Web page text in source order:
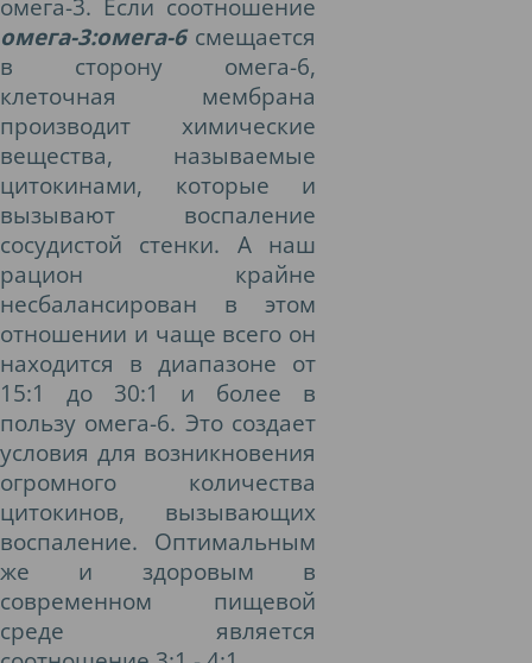
омега-3. Если соотношение
омега-3:омега-6смещается
в сторону омега-6,
клеточная мембрана
производит химические
вещества, называемые
цитокинами, которые и
вызывают воспаление
сосудистой стенки. А наш
рацион крайне
несбалансирован в этом
отношении и чаще всего он
находится в диапазоне от
15:1 до 30:1 и более в
пользу омега-6. Это создает
условия для возникновения
огромного количества
цитокинов, вызывающих
воспаление. Оптимальным
же и здоровым в
современном пищевой
среде является